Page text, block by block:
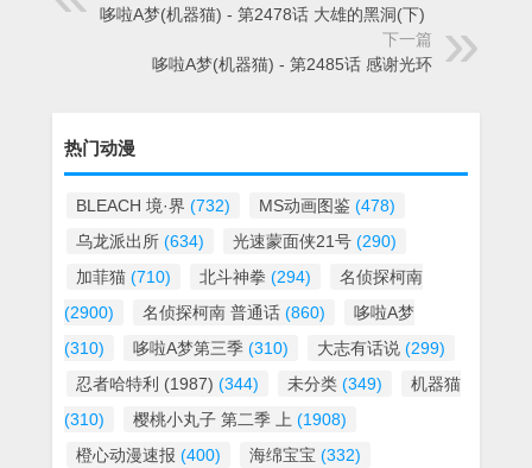
哆啦A梦(机器猫) - 第2478话 大雄的黑洞(下)
下一篇
哆啦A梦(机器猫) - 第2485话 感谢光环
热门动漫
BLEACH 境·界 (732) MS动画图鉴 (478)
乌龙派出所 (634) 光速蒙面侠21号 (290)
加菲猫 (710) 北斗神拳 (294)
名侦探柯南
(2900)
名侦探柯南 普通话 (860)
哆啦A梦
(310)
哆啦A梦第三季 (310) 大志有话说 (299)
忍者哈特利 (1987) (344) 未分类 (349)
机器猫
(310)
樱桃小丸子 第二季 上 (1908)
橙心动漫速报 (400) 海绵宝宝 (332)